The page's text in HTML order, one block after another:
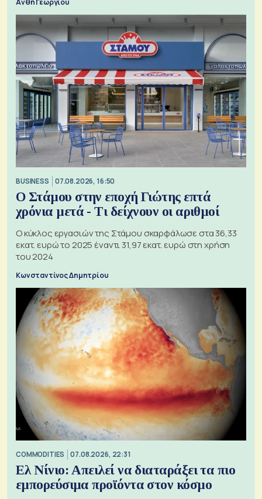
BUSINESS 07.08.2026, 16:50
Ο Στάμου στην εποχή Γιώτης επτά
χρόνια μετά - Τι δείχνουν οι αριθμοί
Ο κύκλος εργασιών της Στάμου σκαρφάλωσε στα 36,33
εκατ. ευρώ το 2025 έναντι 31,97 εκατ. ευρώ στη χρήση
του 2024
Κωνσταντίνος Δημητρίου
COMMODITIES 07.08.2026, 22:31
Ελ Νίνιο: Απειλεί να διαταράξει τα πιο
εμπορεύσιμα προϊόντα στον κόσμο